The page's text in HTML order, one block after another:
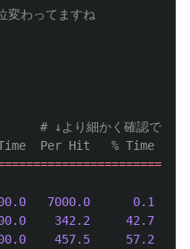
7000.0
0.1
342.2
42.7
457.5
57.2